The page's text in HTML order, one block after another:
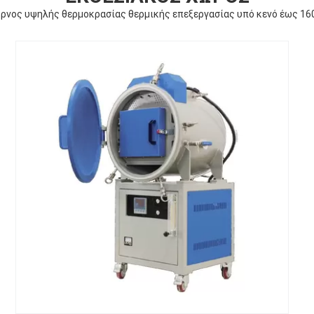
υψηλής θερμοκρασίας θερμικής επεξεργασίας υπό κενό έως